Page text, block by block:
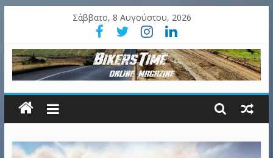
Σάββατο, 8 Αυγούστου, 2026